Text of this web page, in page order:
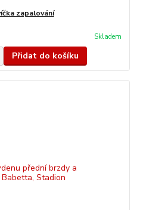
zapalování
Skladem
Přidat do košíku